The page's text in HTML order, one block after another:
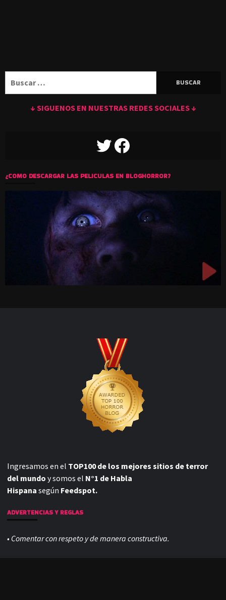
↓ SIGUENOS EN NUESTRAS REDES SOCIALES ↓
TWITTERFACEBOOK
¿COMO DESCARGAR LAS PELICULAS EN BLOGHORROR?
Ingresamos en el TOP100 de los mejores sitios de terror
del mundo y somos el N°1 de Habla
Hispana según Feedspot.
ADVERTENCIAS Y REGLAS
• Comentar con respeto y de manera constructiva.